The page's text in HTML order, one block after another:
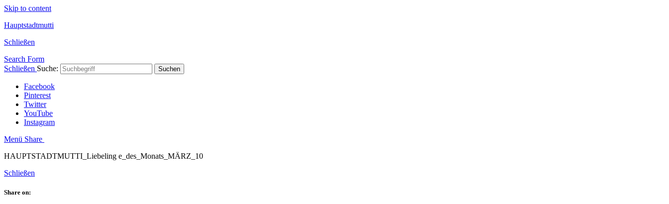
Skip to content
Hauptstadtmutti
Schließen
Search Form
Schließen Suche: Suchen
Facebook
Pinterest
Twitter
YouTube
Instagram
Menü Share
HAUPTSTADTMUTTI_Liebeling e_des_Monats_MÄRZ_10
Schließen
Share on: